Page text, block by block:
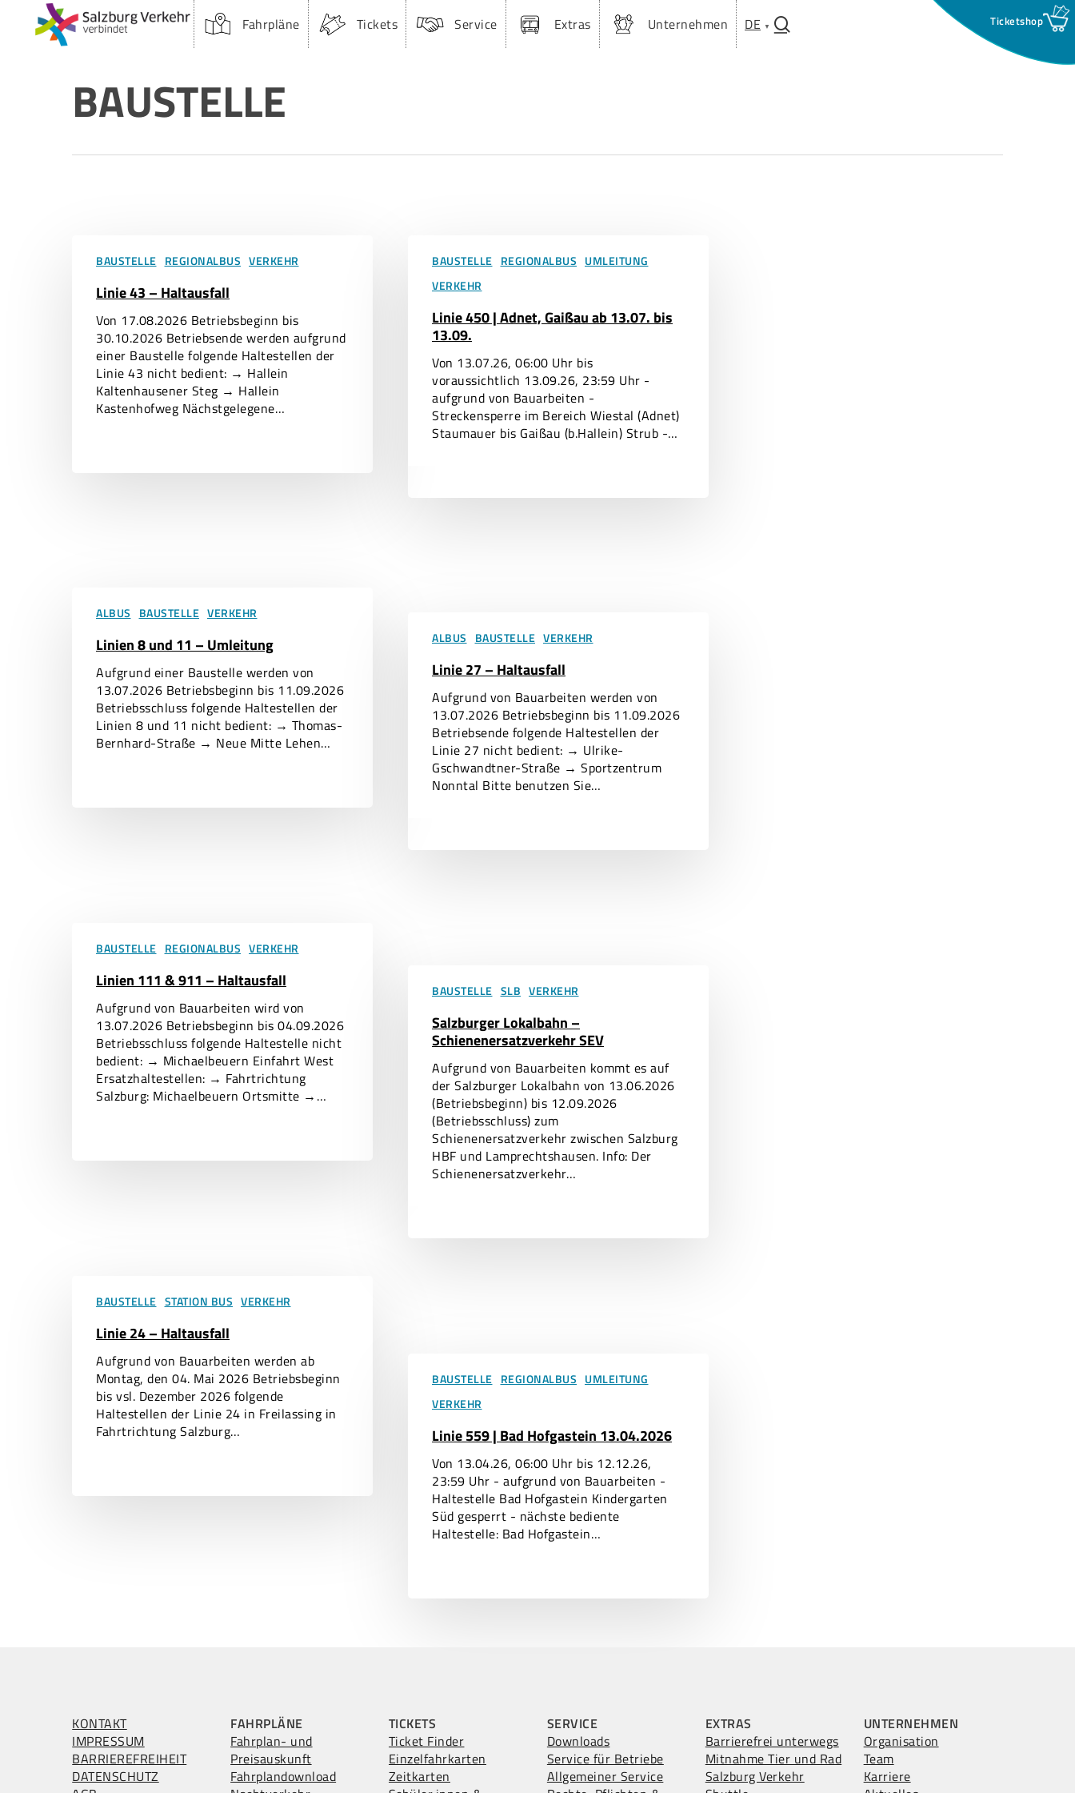
Suchfeld:
Drücken Sie Enter oder Öffnen um zu suchen.
Fahrpläne Tickets Service Extras Unternehmen DE
BAUSTELLE
Haltausfall
BAUSTELLE REGIONALBUS VERKEHR
Linie 43 – Haltausfall
Von 17.08.2026 Betriebsbeginn bis
30.10.2026 Betriebsende werden aufgrund
einer Baustelle folgende Haltestellen der
Linie 43 nicht bedient: → Hallein
Kaltenhausener Steg → Hallein
Kastenhofweg Nächstgelegene…
Adnet,
Gaißau
13.09.
BAUSTELLE REGIONALBUS UMLEITUNG
VERKEHR
Linie 450 | Adnet, Gaißau ab 13.07. bis
13.09.
Von 13.07.26, 06:00 Uhr bis
voraussichtlich 13.09.26, 23:59 Uhr -
aufgrund von Bauarbeiten -
Streckensperre im Bereich Wiestal (Adnet)
Staumauer bis Gaißau (b.Hallein) Strub -…
Umleitung
ALBUS BAUSTELLE VERKEHR
Linien 8 und 11 – Umleitung
Aufgrund einer Baustelle werden von
13.07.2026 Betriebsbeginn bis 11.09.2026
Betriebsschluss folgende Haltestellen der
Linien 8 und 11 nicht bedient: → Thomas-
Bernhard-Straße → Neue Mitte Lehen…
Haltausfall
ALBUS BAUSTELLE VERKEHR
Linie 27 – Haltausfall
Aufgrund von Bauarbeiten werden von
13.07.2026 Betriebsbeginn bis 11.09.2026
Betriebsende folgende Haltestellen der
Linie 27 nicht bedient: → Ulrike-
Gschwandtner-Straße → Sportzentrum
Nonntal Bitte benutzen Sie…
Haltausfall
BAUSTELLE REGIONALBUS VERKEHR
Linien 111 & 911 – Haltausfall
Aufgrund von Bauarbeiten wird von
13.07.2026 Betriebsbeginn bis 04.09.2026
Betriebsschluss folgende Haltestelle nicht
bedient: → Michaelbeuern Einfahrt West
Ersatzhaltestellen: → Fahrtrichtung
Salzburg: Michaelbeuern Ortsmitte →…
Lokalbahn
Schienenersatzverkehr
BAUSTELLE SLB VERKEHR
Salzburger Lokalbahn –
Schienenersatzverkehr SEV
Aufgrund von Bauarbeiten kommt es auf
der Salzburger Lokalbahn von 13.06.2026
(Betriebsbeginn) bis 12.09.2026
(Betriebsschluss) zum
Schienenersatzverkehr zwischen Salzburg
HBF und Lamprechtshausen. Info: Der
Schienenersatzverkehr…
Haltausfall
BAUSTELLE STATION BUS VERKEHR
Linie 24 – Haltausfall
Aufgrund von Bauarbeiten werden ab
Montag, den 04. Mai 2026 Betriebsbeginn
bis vsl. Dezember 2026 folgende
Haltestellen der Linie 24 in Freilassing in
Fahrtrichtung Salzburg…
Hofgastein
BAUSTELLE REGIONALBUS UMLEITUNG
VERKEHR
Linie 559 | Bad Hofgastein 13.04.2026
Von 13.04.26, 06:00 Uhr bis 12.12.26,
23:59 Uhr - aufgrund von Bauarbeiten -
Haltestelle Bad Hofgastein Kindergarten
Süd gesperrt - nächste bediente
Haltestelle: Bad Hofgastein…
KONTAKT
IMPRESSUM
BARRIEREFREIHEIT
DATENSCHUTZ
FAHRPLÄNE
Fahrplan- und
Preisauskunft
Fahrplandownload
TICKETS
Ticket Finder
Einzelfahrkarten
Zeitkarten
SERVICE
Downloads
Service für Betriebe
Allgemeiner Service
EXTRAS
Barrierefrei unterwegs
Mitnahme Tier und Rad
Salzburg Verkehr
UNTERNEHMEN
Organisation
Team
Karriere